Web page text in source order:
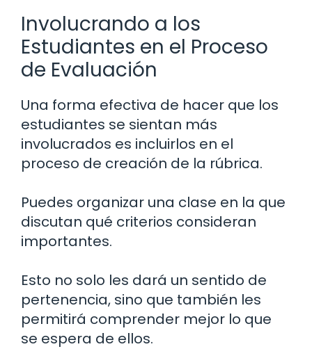
Involucrando a los
Estudiantes en el Proceso
de Evaluación
Una forma efectiva de hacer que los
estudiantes se sientan más
involucrados es incluirlos en el
proceso de creación de la rúbrica.
Puedes organizar una clase en la que
discutan qué criterios consideran
importantes.
Esto no solo les dará un sentido de
pertenencia, sino que también les
permitirá comprender mejor lo que
se espera de ellos.